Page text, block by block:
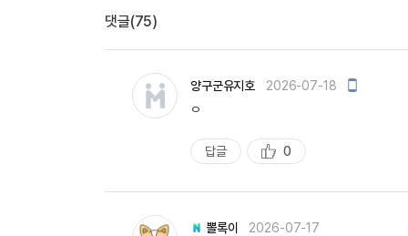
댓글(75)
양구군유지호 2026-07-18
모
ㅇ
답글
추
천
0
뽈록이
2026-07-17